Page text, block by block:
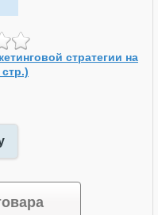
стратегии на